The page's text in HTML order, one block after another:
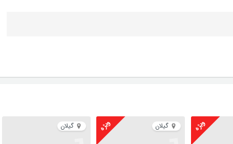
ویژه گیلان ویژه گیلان